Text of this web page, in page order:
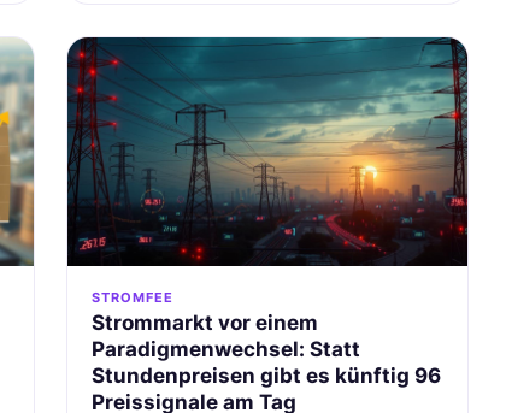
STROMFEE
Strommarkt vor einem
Paradigmenwechsel: Statt
Stundenpreisen gibt es künftig 96
Preissignale am Tag